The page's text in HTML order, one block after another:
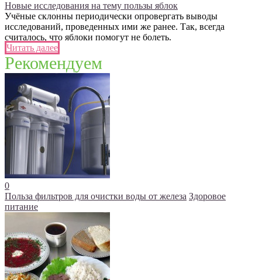
Новые исследования на тему пользы яблок
Учёные склонны периодически опровергать выводы
исследований, проведенных ими же ранее. Так, всегда
считалось, что яблоки помогут не болеть.
Читать далее
Рекомендуем
0
Польза фильтров для очистки воды от железа Здоровое
питание